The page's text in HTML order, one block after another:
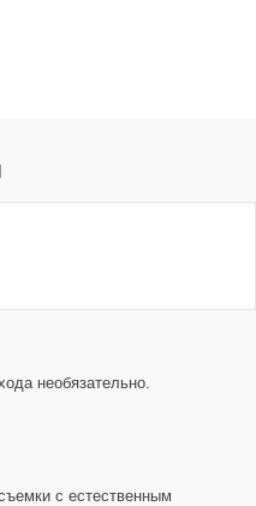
от метро Белорусская и
необязательно.
с естественным